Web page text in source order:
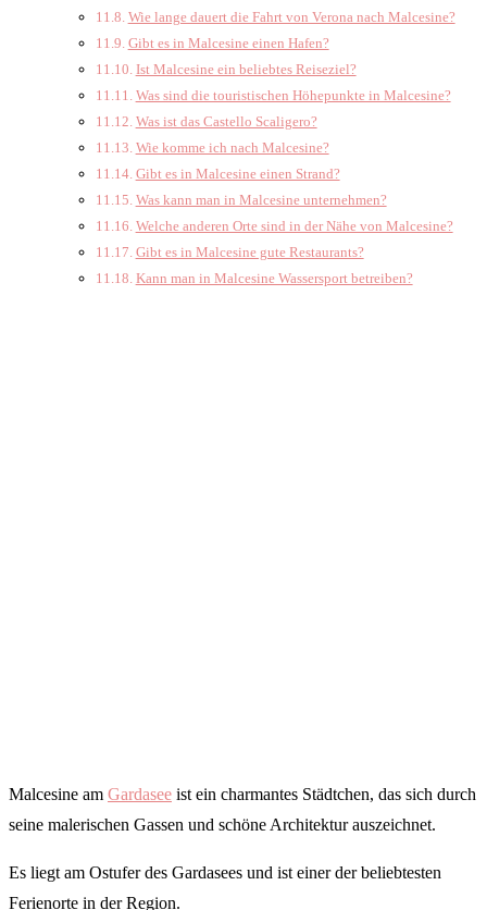
Wie lange dauert die Fahrt von Verona nach Malcesine?
Gibt es in Malcesine einen Hafen?
Ist Malcesine ein beliebtes Reiseziel?
Was sind die touristischen Höhepunkte in Malcesine?
Was ist das Castello Scaligero?
Wie komme ich nach Malcesine?
Gibt es in Malcesine einen Strand?
Was kann man in Malcesine unternehmen?
Welche anderen Orte sind in der Nähe von Malcesine?
Gibt es in Malcesine gute Restaurants?
Kann man in Malcesine Wassersport betreiben?
Malcesine am Gardasee ist ein charmantes Städtchen, das sich durch
seine malerischen Gassen und schöne Architektur auszeichnet.
Es liegt am Ostufer des Gardasees und ist einer der beliebtesten
Ferienorte in der Region.